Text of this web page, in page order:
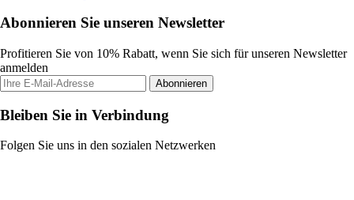
Abonnieren Sie unseren Newsletter
Profitieren Sie von 10% Rabatt, wenn Sie sich für unseren Newsletter
anmelden
Abonnieren
Bleiben Sie in Verbindung
Folgen Sie uns in den sozialen Netzwerken